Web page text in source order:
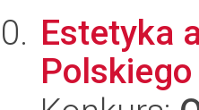
Estetyka